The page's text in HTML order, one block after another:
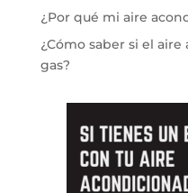
¿Por qué mi aire
¿Cómo saber si el
gas?